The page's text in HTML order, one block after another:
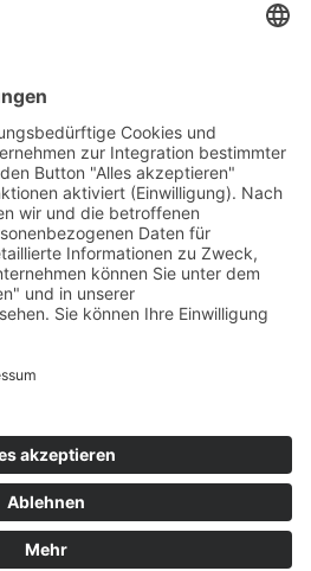
Kooperationen
Engagement
und Links
PILGRIM
& Links
Lehrer:innengesundheit